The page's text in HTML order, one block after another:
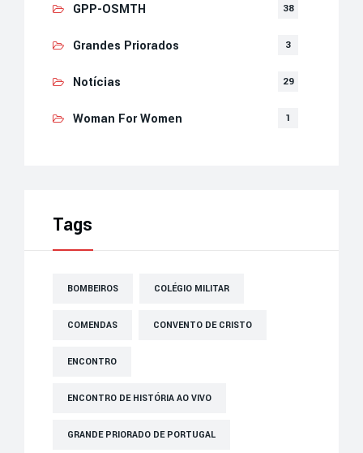
GPP-OSMTH 38
Grandes Priorados 3
Notícias 29
Woman For Women 1
Tags
BOMBEIROS COLÉGIO MILITAR
COMENDAS CONVENTO DE CRISTO
ENCONTRO
ENCONTRO DE HISTÓRIA AO VIVO
GRANDE PRIORADO DE PORTUGAL